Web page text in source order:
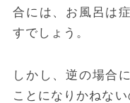
合には、お風呂は
すでしょう。
しかし、逆の場合
ことになりかねない